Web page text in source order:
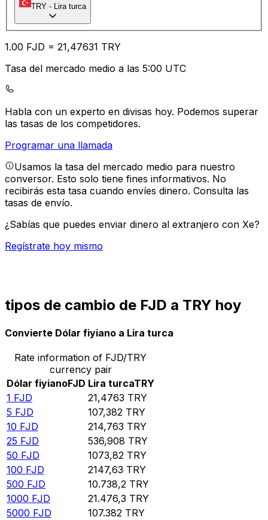
TRY - Lira turca
1.00 FJD = 21,47631 TRY
Tasa del mercado medio a las 5:00 UTC
Habla con un experto en divisas hoy. Podemos superar
las tasas de los competidores.
Programar una llamada
Usamos la tasa del mercado medio para nuestro
conversor. Esto solo tiene fines informativos. No
recibirás esta tasa cuando envíes dinero. Consulta las
tasas de envío.
¿Sabías que puedes enviar dinero al extranjero con Xe?
Regístrate hoy mismo
tipos de cambio de FJD a TRY hoy
Convierte Dólar fiyiano a Lira turca
Rate information of FJD/TRY
currency pair
Dólar fiyianoFJD Lira turcaTRY
1 FJD 21,4763 TRY
5 FJD 107,382 TRY
10 FJD 214,763 TRY
25 FJD 536,908 TRY
50 FJD 1073,82 TRY
100 FJD 2147,63 TRY
500 FJD 10.738,2 TRY
1000 FJD 21.476,3 TRY
5000 FJD 107.382 TRY